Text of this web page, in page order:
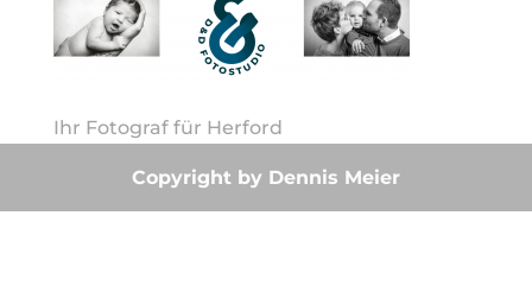
Ihr Fotograf für Herford
Copyright by Dennis Meier